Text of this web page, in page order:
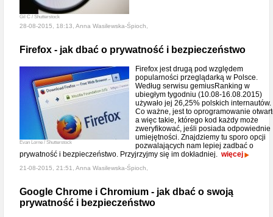
Gil C / Shutterstock
28-08-2015, 18:13, Anna Wasilewska-Śpioch,
Firefox - jak dbać o prywatność i bezpieczeństwo
Evan Lorne / Shutterstock
Firefox jest drugą pod względem
popularności przeglądarką w Polsce.
Według serwisu gemiusRanking w
ubiegłym tygodniu (10.08-16.08.2015)
używało jej 26,25% polskich internautów.
Co ważne, jest to oprogramowanie
a więc takie, którego kod każdy może
zweryfikować, jeśli posiada odpowiednie
umiejętności. Znajdziemy tu sporo opcji
pozwalających nam lepiej zadbać o
prywatność i bezpieczeństwo. Przyjrzyjmy się im dokładniej. więcej
21-08-2015, 21:51, Anna Wasilewska-Śpioch,
Google Chrome i Chromium - jak dbać o swoją
prywatność i bezpieczeństwo